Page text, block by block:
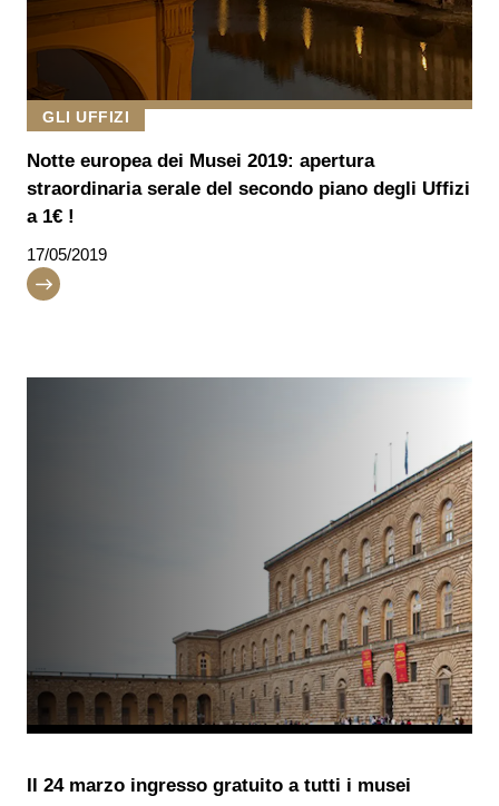
GLI UFFIZI
Notte europea dei Musei 2019: apertura
straordinaria serale del secondo piano degli Uffizi
a 1€ !
17/05/2019
Il 24 marzo ingresso gratuito a tutti i musei